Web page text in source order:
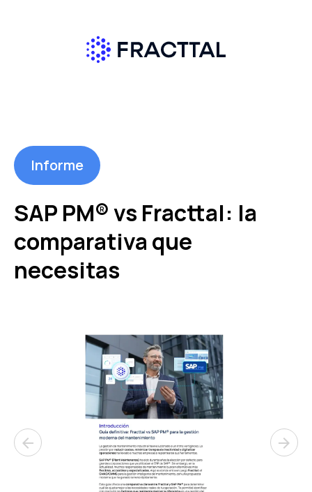
Informe
SAP PM® vs Fracttal: la
comparativa que
necesitas
arrow_back arrow_forward